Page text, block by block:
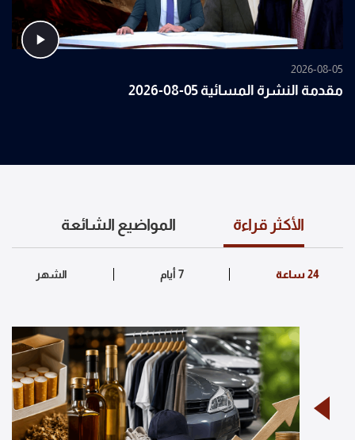
2026-08-05
مقدمة النشرة المسائية 05-08-2026
الأكثر قراءة المواضيع الشائعة